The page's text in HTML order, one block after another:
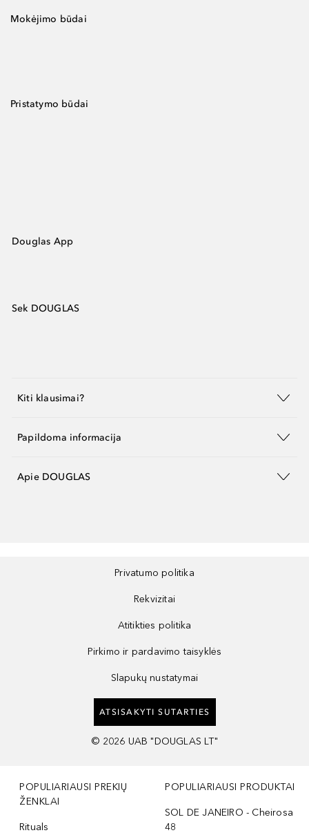
Mokėjimo būdai
Pristatymo būdai
Douglas App
Sek DOUGLAS
Kiti klausimai?
Papildoma informacija
Apie DOUGLAS
Privatumo politika
Rekvizitai
Atitikties politika
Pirkimo ir pardavimo taisyklės
Slapukų nustatymai
ATSISAKYTI SUTARTIES
© 2026 UAB "DOUGLAS LT"
POPULIARIAUSI PREKIŲ
ŽENKLAI
Rituals
POPULIARIAUSI PRODUKTAI
SOL DE JANEIRO - Cheirosa
48